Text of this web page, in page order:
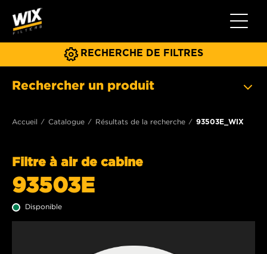
Toggle
RECHERCHE DE FILTRES
Rechercher un produit
Accueil Catalogue Résultats de la recherche 93503E_WIX
Filtre à air de cabine
93503E
Disponible